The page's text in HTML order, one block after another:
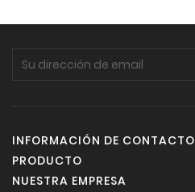
INFORMACIÓN DE CONTACTO
PRODUCTO
NUESTRA EMPRESA